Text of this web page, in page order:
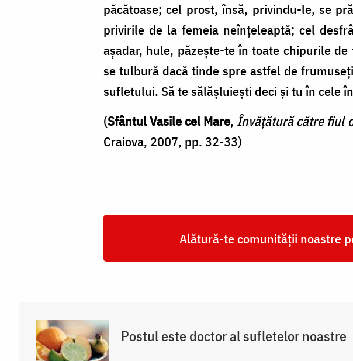
păcătoase; cel prost, însă, privindu-le, se
privirile de la femeia neînţeleaptă; cel
aşadar, hule, păzeşte-te în toate chipurile
se tulbură dacă tinde spre astfel de
sufletului. Să te sălăşluieşti deci şi tu în cele
(Sfântul Vasile cel Mare, Învățătură către fiul
Craiova, 2007, pp. 32-33)
Alătură-te comunității noastre
Postul este doctor al sufletelor noastre